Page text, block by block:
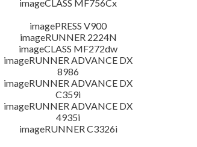
imageCLASS MF756Cx
imagePRESS V900
imageRUNNER 2224N
imageCLASS MF272dw
imageRUNNER ADVANCE DX
8986
imageRUNNER ADVANCE DX
C359i
imageRUNNER ADVANCE DX
4935i
imageRUNNER C3326i